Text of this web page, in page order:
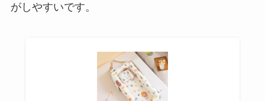
がしやすいです。